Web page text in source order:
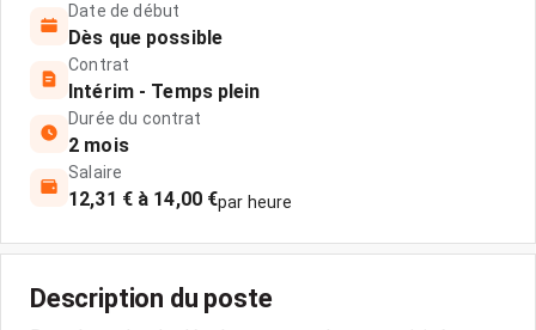
Date de début
Dès que possible
Contrat
Intérim - Temps plein
Durée du contrat
2 mois
Salaire
12,31 € à 14,00 €par heure
Description du poste